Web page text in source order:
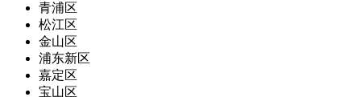
青浦区
松江区
金山区
浦东新区
嘉定区
宝山区